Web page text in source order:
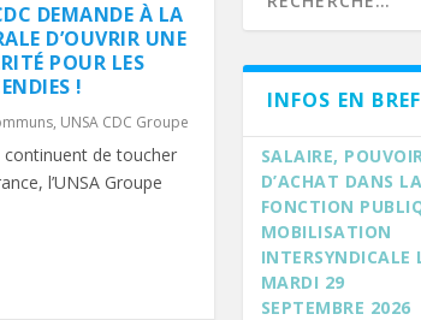
DEMANDE À LA
D’OUVRIR UNE
POUR LES
!
, UNSA CDC Groupe
continuent de toucher
l’UNSA Groupe
INFOS EN BREF
SALAIRE, POUVOIR
D’ACHAT DANS LA
FONCTION
MOBILISATION
INTERSYNDICALE
MARDI 29
SEPTEMBRE 2026